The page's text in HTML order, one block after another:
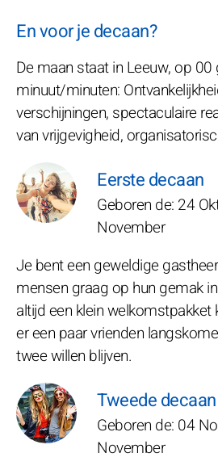
En voor je decaan?
De maan staat in Leeuw, op
minuut/minuten:
verschijningen, spectaculaire
van vrijgevigheid,
Eerste decaan
Geboren de: 24
November
Je bent een geweldige
mensen graag op hun gemak
altijd een klein welkomstpakket
er een paar vrienden
twee willen blijven.
Tweede decaan
Geboren de: 04
November